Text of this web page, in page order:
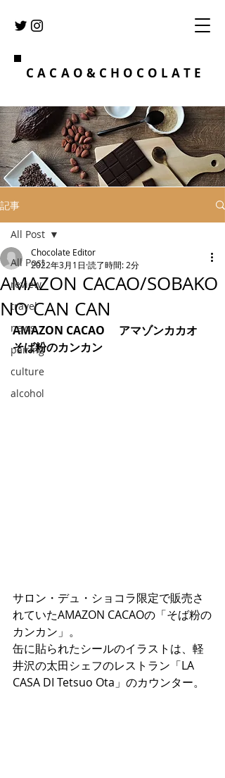
CACAO&CHOCOLATE
記事
All Post
review
travel
news
pairing
culture
alcohol
All Post
AMAZON CACAO/SOBAKO
NO CAN CAN
Chocolate Editor
2022年3月1日 読了時間: 2分
AMAZON CACAO 　アマゾンカカオ
そば粉のカンカン
サロン・デュ・ショコラ限定で販売さ
れていたAMAZON CACAOの「そば粉の
カンカン」。
缶に貼られたシールのイラストは、軽
井沢の太田シェフのレストラン「LA
CASA DI Tetsuo Ota」のカウンター。